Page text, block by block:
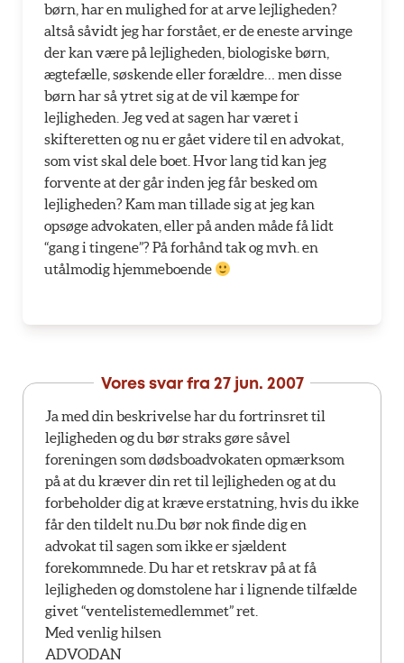
børn, har en mulighed for at arve lejligheden?
altså såvidt jeg har forstået, er de eneste arvinge
der kan være på lejligheden, biologiske børn,
ægtefælle, søskende eller forældre… men disse
børn har så ytret sig at de vil kæmpe for
lejligheden. Jeg ved at sagen har været i
skifteretten og nu er gået videre til en advokat,
som vist skal dele boet. Hvor lang tid kan jeg
forvente at der går inden jeg får besked om
lejligheden? Kam man tillade sig at jeg kan
opsøge advokaten, eller på anden måde få lidt
“gang i tingene”? På forhånd tak og mvh. en
utålmodig hjemmeboende
Vores svar fra 27 jun. 2007
Ja med din beskrivelse har du fortrinsret til
lejligheden og du bør straks gøre såvel
foreningen som dødsboadvokaten opmærksom
på at du kræver din ret til lejligheden og at du
forbeholder dig at kræve erstatning, hvis du ikke
får den tildelt nu.Du bør nok finde dig en
advokat til sagen som ikke er sjældent
forekommnede. Du har et retskrav på at få
lejligheden og domstolene har i lignende tilfælde
givet “ventelistemedlemmet” ret.
Med venlig hilsen
ADVODAN